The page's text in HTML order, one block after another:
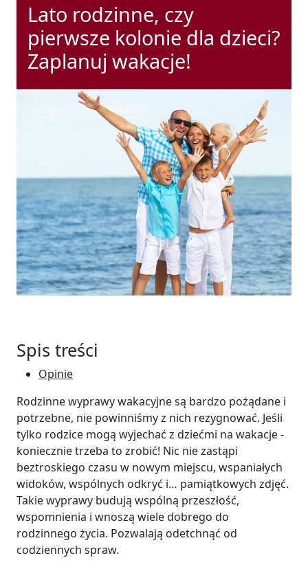
Lato rodzinne, czy
pierwsze kolonie dla dzieci?
Zaplanuj wakacje!
Spis treści
Opinie
Rodzinne wyprawy wakacyjne są bardzo pożądane i
potrzebne, nie powinniśmy z nich rezygnować. Jeśli
tylko rodzice mogą wyjechać z dziećmi na wakacje -
koniecznie trzeba to zrobić! Nic nie zastąpi
beztroskiego czasu w nowym miejscu, wspaniałych
widoków, wspólnych odkryć i… pamiątkowych zdjęć.
Takie wyprawy budują wspólną przeszłość,
wspomnienia i wnoszą wiele dobrego do
rodzinnego życia. Pozwalają odetchnąć od
codziennych spraw.